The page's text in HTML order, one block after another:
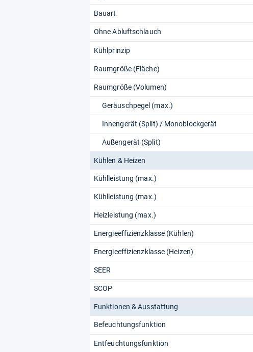
Bauart
Ohne Abluftschlauch
Kühlprinzip
Raumgröße (Fläche)
Raumgröße (Volumen)
Geräuschpegel (max.)
Innengerät (Split) / Monoblockgerät
Außengerät (Split)
Kühlen & Heizen
Kühlleistung (max.)
Kühlleistung (max.)
Heizleistung (max.)
Energieeffizienzklasse (Kühlen)
Energieeffizienzklasse (Heizen)
SEER
SCOP
Funktionen & Ausstattung
Befeuchtungsfunktion
Entfeuchtungsfunktion